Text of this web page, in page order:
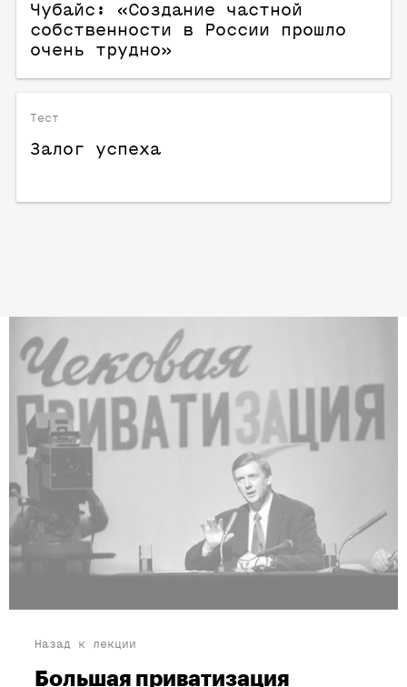
Чубайс: «Создание частной
собственности в России прошло
очень трудно»
Тест
Залог успеха
Назад к лекции
Большая приватизация